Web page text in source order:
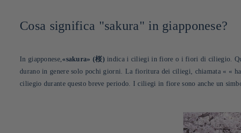
Cosa significa "sakura" in giapponese?
In giapponese,«sakura» (桜) indica i ciliegi in fiore o i fiori di ciliegio.
durano in genere solo pochi giorni. La fioritura dei ciliegi, chiamata « «
ciliegio durante questo breve periodo. I ciliegi in fiore sono anche un